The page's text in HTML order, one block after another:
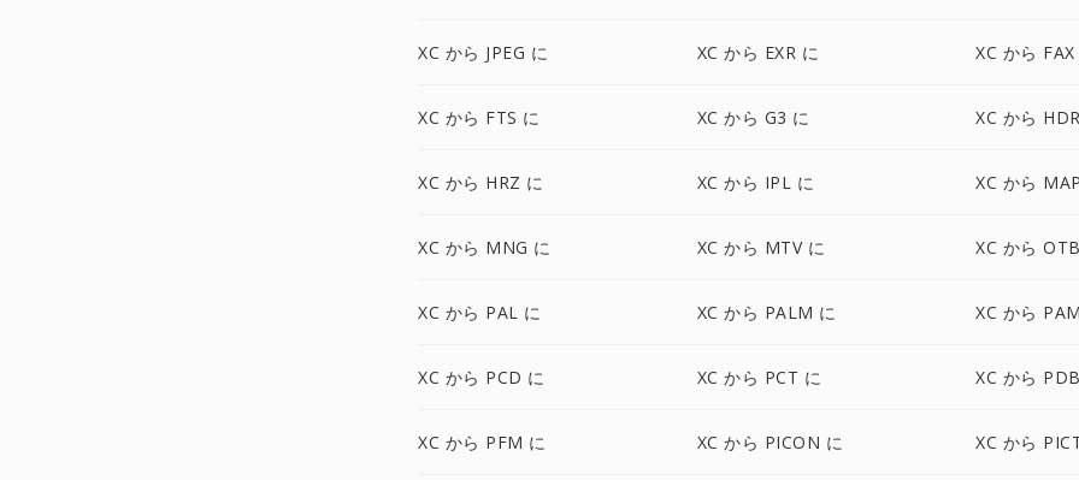
XC から JPEG に XC から EXR に XC から FAX
XC から FTS に XC から G3 に XC から
XC から HRZ に XC から IPL に XC から
XC から MNG に XC から MTV に XC から
XC から PAL に XC から PALM に XC から
XC から PCD に XC から PCT に XC から
XC から PFM に XC から PICON に XC から